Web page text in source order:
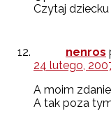
Czytaj
nenros
24 lutego,
A moim
A tak poza